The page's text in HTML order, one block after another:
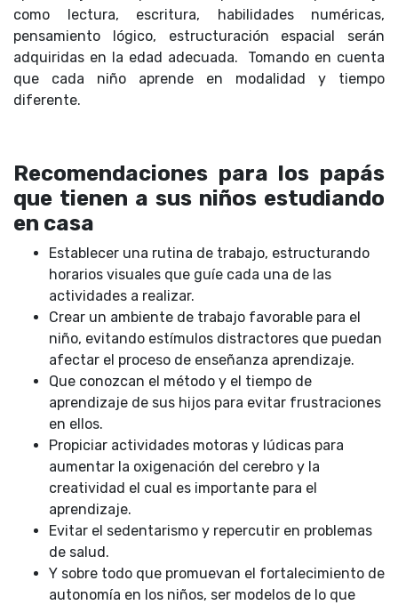
como lectura, escritura, habilidades numéricas,
pensamiento lógico, estructuración espacial serán
adquiridas en la edad adecuada. Tomando en cuenta
que cada niño aprende en modalidad y tiempo
diferente.
Recomendaciones para los papás
que tienen a sus niños estudiando
en casa
Establecer una rutina de trabajo, estructurando
horarios visuales que guíe cada una de las
actividades a realizar.
Crear un ambiente de trabajo favorable para el
niño, evitando estímulos distractores que puedan
afectar el proceso de enseñanza aprendizaje.
Que conozcan el método y el tiempo de
aprendizaje de sus hijos para evitar frustraciones
en ellos.
Propiciar actividades motoras y lúdicas para
aumentar la oxigenación del cerebro y la
creatividad el cual es importante para el
aprendizaje.
Evitar el sedentarismo y repercutir en problemas
de salud.
Y sobre todo que promuevan el fortalecimiento de
autonomía en los niños, ser modelos de lo que